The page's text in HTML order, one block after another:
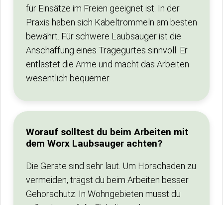
für Einsätze im Freien geeignet ist. In der
Praxis haben sich Kabeltrommeln am besten
bewährt. Für schwere Laubsauger ist die
Anschaffung eines Tragegurtes sinnvoll. Er
entlastet die Arme und macht das Arbeiten
wesentlich bequemer.
Worauf solltest du beim Arbeiten mit
dem Worx Laubsauger achten?
Die Geräte sind sehr laut. Um Hörschäden zu
vermeiden, trägst du beim Arbeiten besser
Gehörschutz. In Wohngebieten musst du